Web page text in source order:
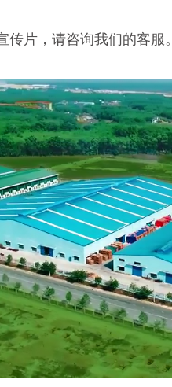
传片，请咨询我们的客服。